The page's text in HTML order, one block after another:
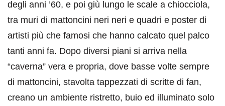
degli anni ’60, e poi giù lungo le scale a chiocciola,
tra muri di mattoncini neri neri e quadri e poster di
artisti più che famosi che hanno calcato quel palco
tanti anni fa. Dopo diversi piani si arriva nella
“caverna” vera e propria, dove basse volte sempre
di mattoncini, stavolta tappezzati di scritte di fan,
creano un ambiente ristretto, buio ed illuminato solo